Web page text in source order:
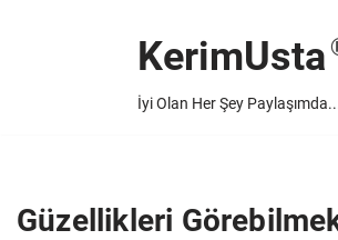
KerimUsta
İyi Olan Her Şey
Güzellikleri